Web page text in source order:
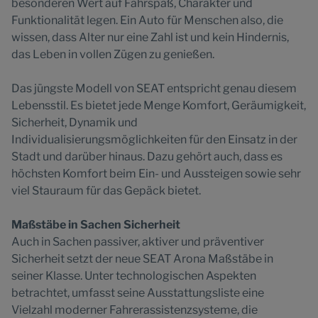
besonderen Wert auf Fahrspaß, Charakter und
Funktionalität legen. Ein Auto für Menschen also, die
wissen, dass Alter nur eine Zahl ist und kein Hindernis,
das Leben in vollen Zügen zu genießen.
Das jüngste Modell von SEAT entspricht genau diesem
Lebensstil. Es bietet jede Menge Komfort, Geräumigkeit,
Sicherheit, Dynamik und
Individualisierungsmöglichkeiten für den Einsatz in der
Stadt und darüber hinaus. Dazu gehört auch, dass es
höchsten Komfort beim Ein- und Aussteigen sowie sehr
viel Stauraum für das Gepäck bietet.
Maßstäbe in Sachen Sicherheit
Auch in Sachen passiver, aktiver und präventiver
Sicherheit setzt der neue SEAT Arona Maßstäbe in
seiner Klasse. Unter technologischen Aspekten
betrachtet, umfasst seine Ausstattungsliste eine
Vielzahl moderner Fahrerassistenzsysteme, die